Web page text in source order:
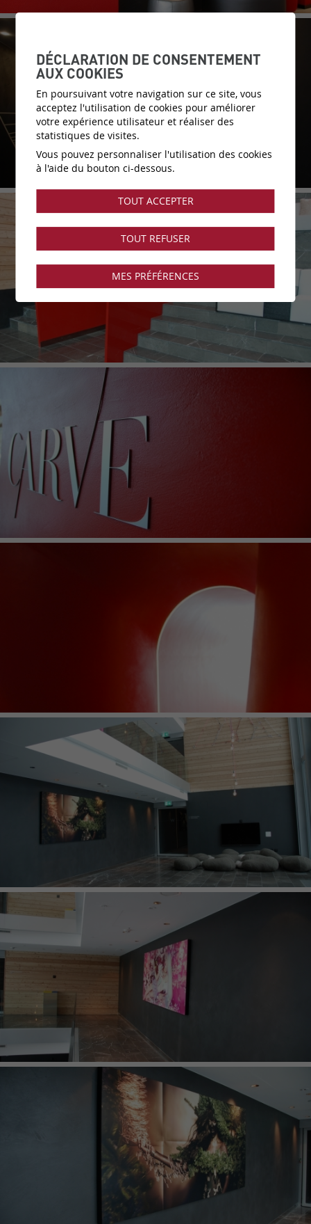
DÉCLARATION DE CONSENTEMENT
AUX COOKIES
En poursuivant votre navigation sur ce site, vous
acceptez l'utilisation de cookies pour améliorer
votre expérience utilisateur et réaliser des
statistiques de visites.
Vous pouvez personnaliser l'utilisation des cookies
à l'aide du bouton ci-dessous.
TOUT ACCEPTER
TOUT REFUSER
MES PRÉFÉRENCES